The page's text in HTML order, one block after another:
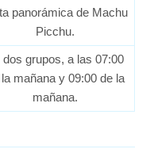
panorámica de Machu
Picchu.
dos grupos, a las 07:00
mañana y 09:00 de la
mañana.